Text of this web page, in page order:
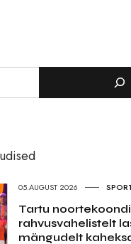
05.AUGUST 2026
Tartu
rahvusvahelistelt
mängudelt